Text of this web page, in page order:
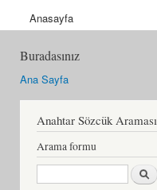
Anasayfa
Buradasınız
Ana Sayfa
Anahtar Sözcük Araması
Arama formu
Ara